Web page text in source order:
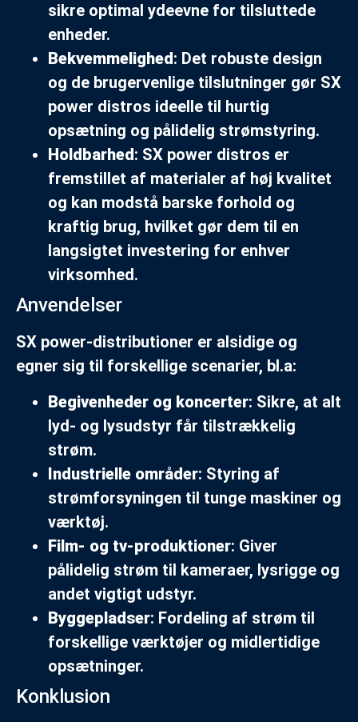
sikre optimal ydeevne for tilsluttede
enheder.
Bekvemmelighed: Det robuste design
og de brugervenlige tilslutninger gør SX
power distros ideelle til hurtig
opsætning og pålidelig strømstyring.
Holdbarhed: SX power distros er
fremstillet af materialer af høj kvalitet
og kan modstå barske forhold og
kraftig brug, hvilket gør dem til en
langsigtet investering for enhver
virksomhed.
Anvendelser
SX power-distributioner er alsidige og
egner sig til forskellige scenarier, bl.a:
Begivenheder og koncerter: Sikre, at alt
lyd- og lysudstyr får tilstrækkelig
strøm.
Industrielle områder: Styring af
strømforsyningen til tunge maskiner og
værktøj.
Film- og tv-produktioner: Giver
pålidelig strøm til kameraer, lysrigge og
andet vigtigt udstyr.
Byggepladser: Fordeling af strøm til
forskellige værktøjer og midlertidige
opsætninger.
Konklusion